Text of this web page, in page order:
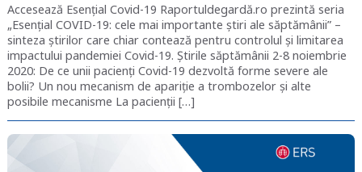
Accesează Esențial Covid-19 Raportuldegardă.ro prezintă seria
„Esențial COVID-19: cele mai importante știri ale săptămânii” –
sinteza știrilor care chiar contează pentru controlul și limitarea
impactului pandemiei Covid-19. Știrile săptămânii 2-8 noiembrie
2020: De ce unii pacienți Covid-19 dezvoltă forme severe ale
bolii? Un nou mecanism de apariție a trombozelor și alte
posibile mecanisme La pacienții […]